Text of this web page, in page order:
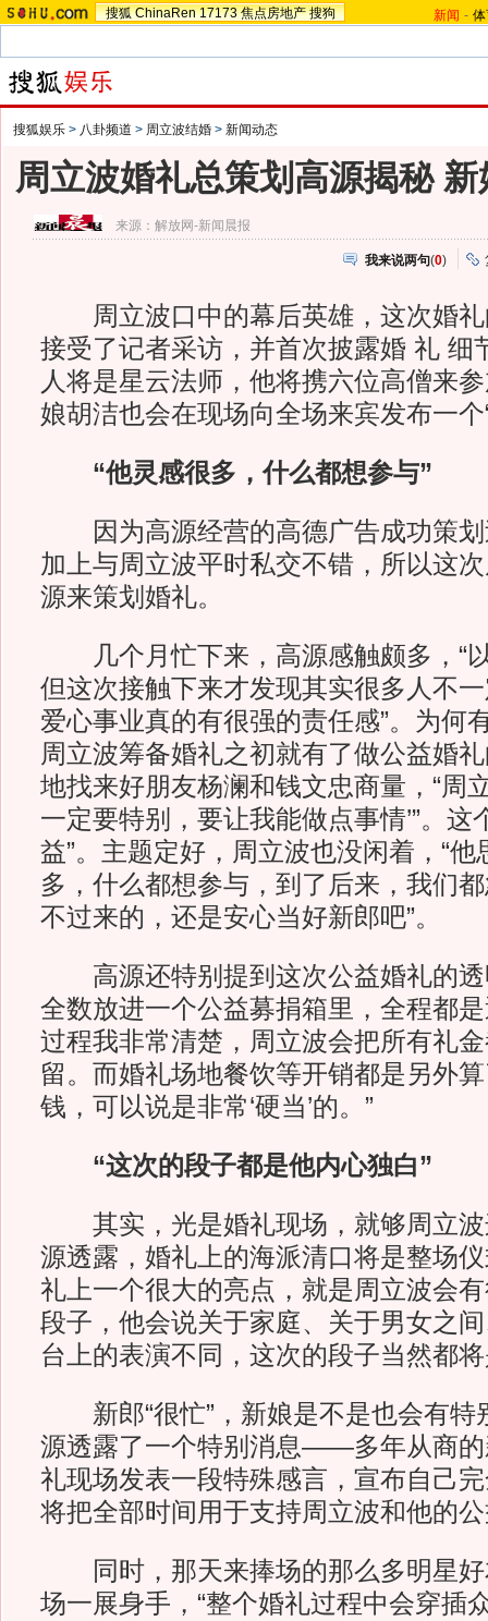
搜狐 ChinaRen 17173 焦点房地产 搜狗 新闻 -
搜狐娱乐 > 八卦频道 > 周立波结婚 > 新闻动态
周立波婚礼总策划高源揭秘
来源：解放网-新闻晨报
我来说两句(0)
周立波口中的幕后英雄，这次婚礼
接受了记者采访，并首次披露婚 礼
人将是星云法师，他将携六位高僧来
娘胡洁也会在现场向全场来宾发布一个
“他灵感很多，什么都想参与”
因为高源经营的高德广告成功策划
加上与周立波平时私交不错，所以这
源来策划婚礼。
几个月忙下来，高源感触颇多，“
但这次接触下来才发现其实很多人不
爱心事业真的有很强的责任感”。为何
周立波筹备婚礼之初就有了做公益婚
地找来好朋友杨澜和钱文忠商量，“周
一定要特别，要让我能做点事情’”。这
益”。主题定好，周立波也没闲着，“
多，什么都想参与，到了后来，我们
不过来的，还是安心当好新郎吧”。
高源还特别提到这次公益婚礼的透
全数放进一个公益募捐箱里，全程都
过程我非常清楚，周立波会把所有礼
留。而婚礼场地餐饮等开销都是另外
钱，可以说是非常‘硬当’的。”
“这次的段子都是他内心独白”
其实，光是婚礼现场，就够周立波
源透露，婚礼上的海派清口将是整场
礼上一个很大的亮点，就是周立波会
段子，他会说关于家庭、关于男女之
台上的表演不同，这次的段子当然都
新郎“很忙”，新娘是不是也会有特
源透露了一个特别消息——多年从商的
礼现场发表一段特殊感言，宣布自己
将把全部时间用于支持周立波和他的
同时，那天来捧场的那么多明星好
场一展身手，“整个婚礼过程中会穿插